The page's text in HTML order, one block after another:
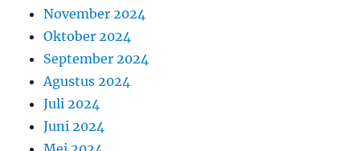
November 2024
Oktober 2024
September 2024
Agustus 2024
Juli 2024
Juni 2024